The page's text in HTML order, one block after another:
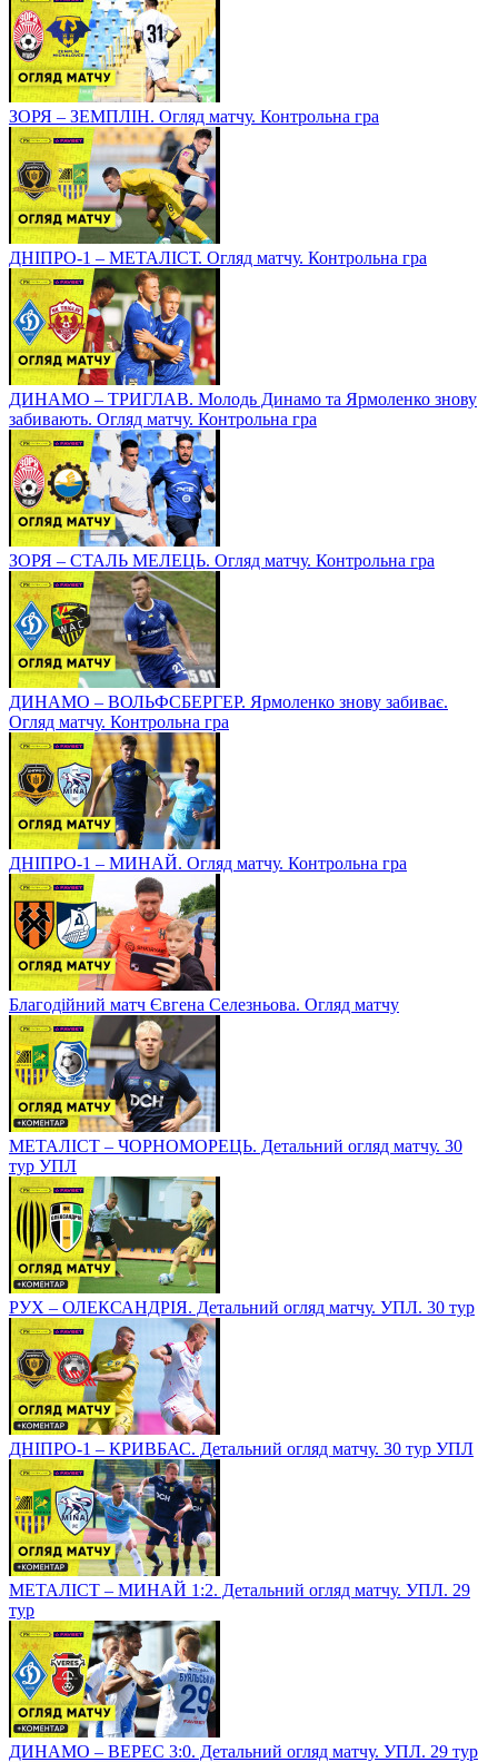
ЗОРЯ – ЗЕМПЛІН. Огляд матчу. Контрольна гра
ДНІПРО-1 – МЕТАЛІСТ. Огляд матчу. Контрольна гра
ДИНАМО – ТРИГЛАВ. Молодь Динамо та Ярмоленко знову
забивають. Огляд матчу. Контрольна гра
ЗОРЯ – СТАЛЬ МЕЛЕЦЬ. Огляд матчу. Контрольна гра
ДИНАМО – ВОЛЬФСБЕРГЕР. Ярмоленко знову забиває.
Огляд матчу. Контрольна гра
ДНІПРО-1 – МИНАЙ. Огляд матчу. Контрольна гра
Благодійний матч Євгена Селезньова. Огляд матчу
МЕТАЛІСТ – ЧОРНОМОРЕЦЬ. Детальний огляд матчу. 30
тур УПЛ
РУХ – ОЛЕКСАНДРІЯ. Детальний огляд матчу. УПЛ. 30 тур
ДНІПРО-1 – КРИВБАС. Детальний огляд матчу. 30 тур УПЛ
МЕТАЛІСТ – МИНАЙ 1:2. Детальний огляд матчу. УПЛ. 29
тур
ДИНАМО – ВЕРЕС 3:0. Детальний огляд матчу. УПЛ. 29 тур